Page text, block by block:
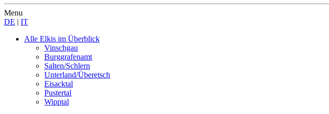
Menu
DE | IT
Alle Elkis im Überblick
Vinschgau
Burggrafenamt
Salten/Schlern
Unterland/Überetsch
Eisacktal
Pustertal
Wipptal